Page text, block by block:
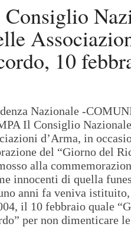
10
Nazionale -
Il Consiglio
d’Arma, in
del “Giorno del
alla
innocenti di quella
anni fa veniva
il 10 febbraio quale
per non dimenticare